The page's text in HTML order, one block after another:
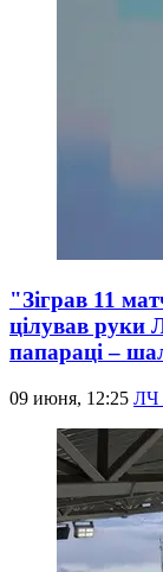
"Зіграв 11
цілував руки
папараці –
09 июня, 12:25 ЛЧ